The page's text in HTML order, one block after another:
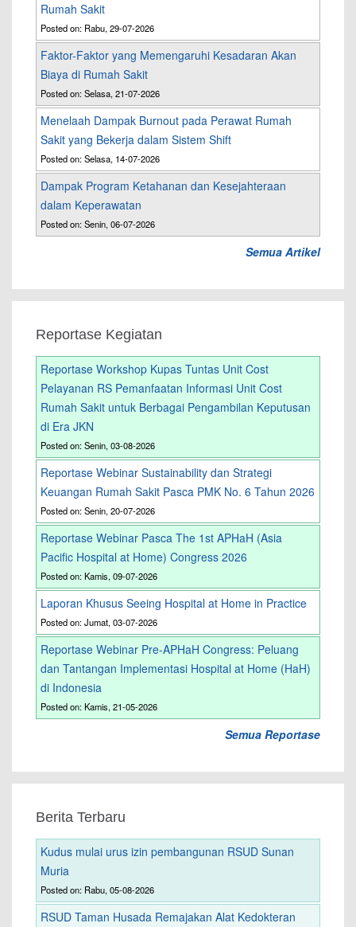
Rumah Sakit
Posted on: Rabu, 29-07-2026
Faktor-Faktor yang Memengaruhi Kesadaran Akan
Biaya di Rumah Sakit
Posted on: Selasa, 21-07-2026
Menelaah Dampak Burnout pada Perawat Rumah
Sakit yang Bekerja dalam Sistem Shift
Posted on: Selasa, 14-07-2026
Dampak Program Ketahanan dan Kesejahteraan
dalam Keperawatan
Posted on: Senin, 06-07-2026
Semua Artikel
Reportase Kegiatan
Reportase Workshop Kupas Tuntas Unit Cost
Pelayanan RS Pemanfaatan Informasi Unit Cost
Rumah Sakit untuk Berbagai Pengambilan Keputusan
di Era JKN
Posted on: Senin, 03-08-2026
Reportase Webinar Sustainability dan Strategi
Keuangan Rumah Sakit Pasca PMK No. 6 Tahun 2026
Posted on: Senin, 20-07-2026
Reportase Webinar Pasca The 1st APHaH (Asia
Pacific Hospital at Home) Congress 2026
Posted on: Kamis, 09-07-2026
Laporan Khusus Seeing Hospital at Home in Practice
Posted on: Jumat, 03-07-2026
Reportase Webinar Pre-APHaH Congress: Peluang
dan Tantangan Implementasi Hospital at Home (HaH)
di Indonesia
Posted on: Kamis, 21-05-2026
Semua Reportase
Berita Terbaru
Kudus mulai urus izin pembangunan RSUD Sunan
Muria
Posted on: Rabu, 05-08-2026
RSUD Taman Husada Remajakan Alat Kedokteran